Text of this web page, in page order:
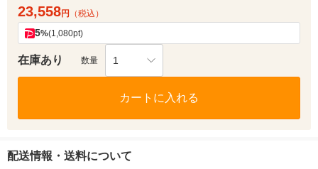
23,558円 （税込）
5%(1,080pt)
在庫あり 数量 1
カートに入れる
配送情報・送料について